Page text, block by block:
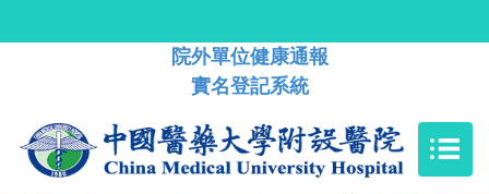
院外單位健康通報
實名登記系統